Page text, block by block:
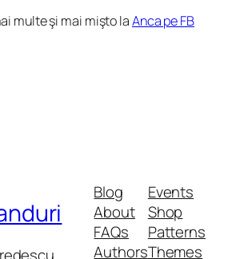
multe şi mai mişto laAnca pe FB
Blog
About
FAQs
Authors
Events
Shop
Patterns
Themes